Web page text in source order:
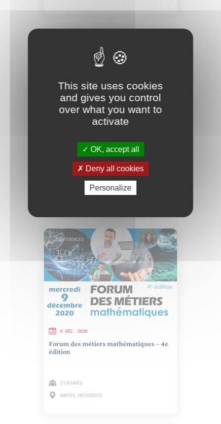
Forum des métiers mathématiques – 6e
NANTES UNIVERSITÉ
CONFÉRENCES
8 DÉC. 2020
Forum des métiers mathématiques – 4e
édition
ETUDIANTS
NANTES UNIVERSITÉ
This site uses cookies
and gives you control
over what you want to
activate
OK, accept all
Deny all cookies
Personalize